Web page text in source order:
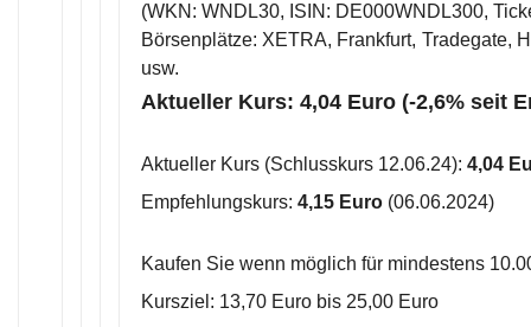
(WKN: WNDL30, ISIN: DE000WNDL300,
Börsenplätze: XETRA, Frankfurt, Tradegate,
usw.
Aktueller Kurs: 4,04 Euro (-2,6% seit
Aktueller Kurs (Schlusskurs 12.06.24): 4,04
Empfehlungskurs: 4,15 Euro (06.06.2024)
Kaufen Sie wenn möglich für mindestens
Kursziel: 13,70 Euro bis 25,00 Euro